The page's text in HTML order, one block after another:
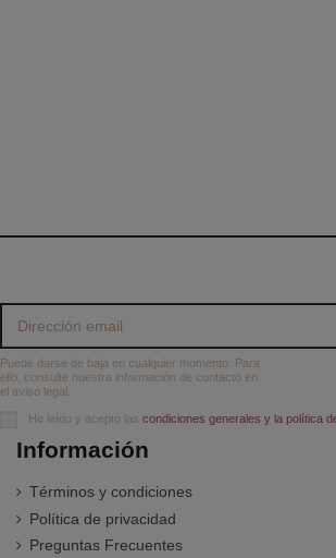
Puede darse de baja en cualquier momento. Para
ello, consulte nuestra información de contacto en
el aviso legal.
He leído y acepto las condiciones generales y la política
Información
Términos y condiciones
Política de privacidad
Preguntas Frecuentes